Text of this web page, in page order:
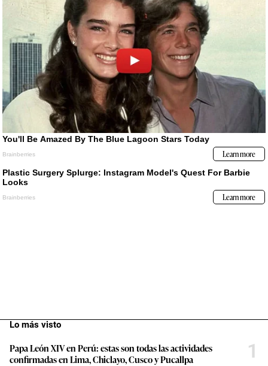
Lo más visto
Papa León XIV en Perú: estas son todas las actividades
confirmadas en Lima, Chiclayo, Cusco y Pucallpa
1